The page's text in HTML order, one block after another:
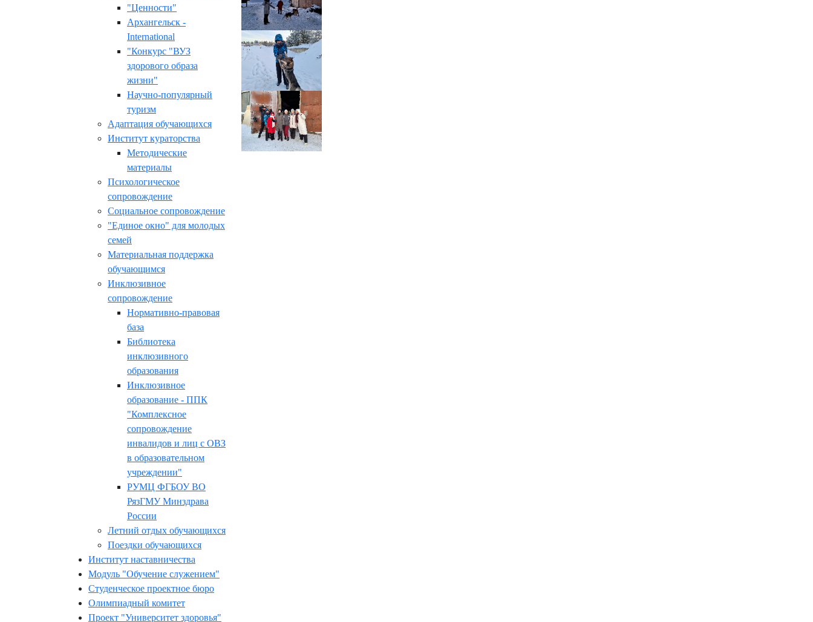
"Ценности"
Архангельск -
International
"Конкурс "ВУЗ
здорового образа
жизни"
Научно-популярный
туризм
Адаптация обучающихся
Институт кураторства
Методические
материалы
Психологическое
сопровождение
Социальное сопровождение
"Единое окно" для молодых
семей
Материальная поддержка
обучающимся
Инклюзивное
сопровождение
Нормативно-правовая
база
Библиотека
инклюзивного
образования
Инклюзивное
образование - ППК
"Комплексное
сопровождение
инвалидов и лиц с ОВЗ
в образовательном
учреждении"
РУМЦ ФГБОУ ВО
РязГМУ Минздрава
России
Летний отдых обучающихся
Поездки обучающихся
Институт наставничества
Модуль "Обучение служением"
Студенческое проектное бюро
Олимпиадный комитет
Проект "Университет здоровья"